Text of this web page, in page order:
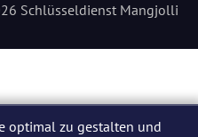
Schlüsseldienst Mangjolli
optimal zu gestalten und